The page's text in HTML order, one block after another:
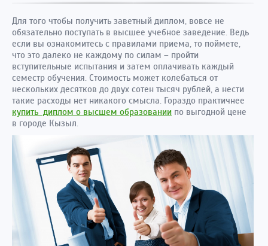
Для того чтобы получить заветный диплом, вовсе не
обязательно поступать в высшее учебное заведение. Ведь
если вы ознакомитесь с правилами приема, то поймете,
что это далеко не каждому по силам – пройти
вступительные испытания и затем оплачивать каждый
семестр обучения. Стоимость может колебаться от
нескольких десятков до двух сотен тысяч рублей, а нести
такие расходы нет никакого смысла. Гораздо практичнее
купить диплом о высшем образовании по выгодной цене
в городе Кызыл.